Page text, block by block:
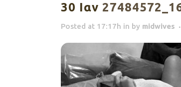
30 Ιαν
Posted at 17:17h in by midwives